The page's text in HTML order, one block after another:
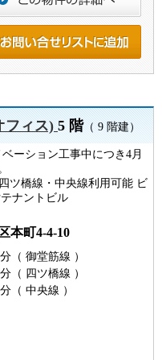
フィス)5 階（ 9 階建）
ーション工事中につき4月
ツ橋線・中央線利用可能 ビ
ナントビル
本町4-4-10
分（ 御堂筋線 ）
分（ 四ツ橋線 ）
（ 中央線 ）